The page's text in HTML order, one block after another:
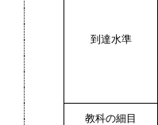
到達水準
教科の細目